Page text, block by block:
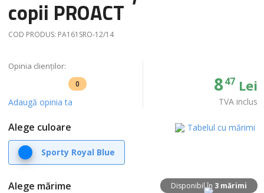
copii PROACT
COD PRODUS: PA161SRO-12/14
Opinia clienților:
0
Adaugă opinia ta
847Lei
TVA inclus
Alege culoare Tabelul cu mărimi
Sporty Royal Blue
Disponibil în 3 mărimi
Alege mărime